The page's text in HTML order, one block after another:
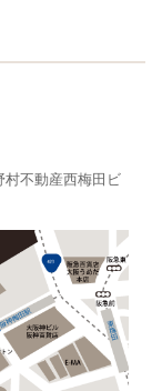
不動産西梅田ビ